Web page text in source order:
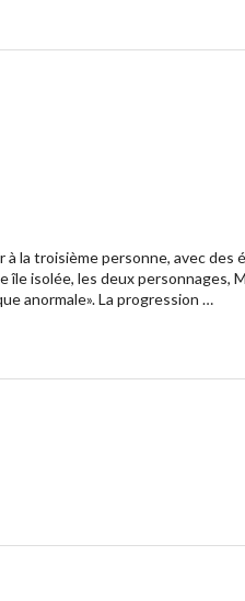
la troisième personne, avec
île isolée, les deux
anormale». La progression …